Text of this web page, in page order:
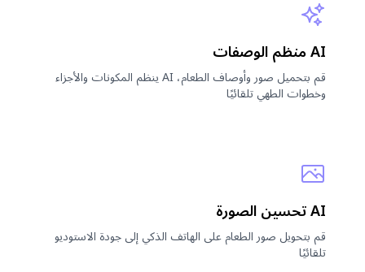
AI منظم الوصفات
قم بتحميل صور وأوصاف الطعام، AI ينظم المكونات والأجزاء
وخطوات الطهي تلقائيًا
AI تحسين الصورة
قم بتحويل صور الطعام على الهاتف الذكي إلى جودة الاستوديو
تلقائيًا